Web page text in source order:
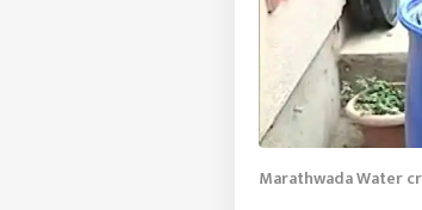
Marathwada Water